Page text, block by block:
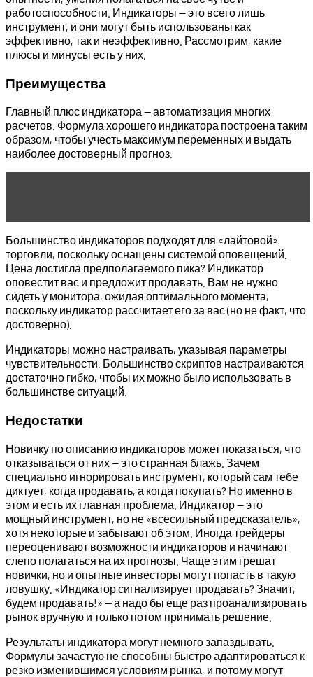
работоспособности. Индикаторы — это всего лишь
инструмент, и они могут быть использованы как
эффективно, так и неэффективно. Рассмотрим, какие
плюсы и минусы есть у них.
Преимущества
Главный плюс индикатора — автоматизация многих
расчетов. Формула хорошего индикатора построена таким
образом, чтобы учесть максимум переменных и выдать
наиболее достоверный прогноз.
Большинство индикаторов подходят для «лайтовой»
торговли, поскольку оснащены системой оповещений.
Цена достигла предполагаемого пика? Индикатор
оповестит вас и предложит продавать. Вам не нужно
сидеть у монитора, ожидая оптимального момента,
поскольку индикатор рассчитает его за вас (но не факт, что
достоверно).
Индикаторы можно настраивать, указывая параметры
чувствительности. Большинство скриптов настраиваются
достаточно гибко, чтобы их можно было использовать в
большинстве ситуаций.
Недостатки
Новичку по описанию индикаторов может показаться, что
отказываться от них — это странная блажь. Зачем
специально игнорировать инструмент, который сам тебе
диктует, когда продавать, а когда покупать? Но именно в
этом и есть их главная проблема. Индикатор — это
мощный инструмент, но не «всесильный предсказатель»,
хотя некоторые и забывают об этом. Иногда трейдеры
переоценивают возможности индикаторов и начинают
слепо полагаться на их прогнозы. Чаще этим грешат
новички, но и опытные инвесторы могут попасть в такую
ловушку. «Индикатор сигнализирует продавать? Значит,
будем продавать!» — а надо бы еще раз проанализировать
рынок вручную и только потом принимать решение.
Результаты индикатора могут немного запаздывать.
Формулы зачастую не способны быстро адаптироваться к
резко изменившимся условиям рынка, и потому могут